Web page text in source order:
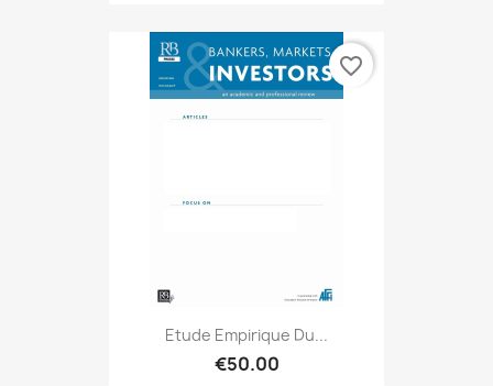
Etude Empirique Du...
€50.00
favorite_border